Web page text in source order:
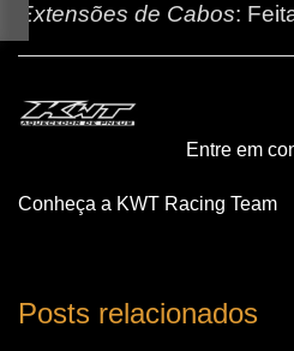
Extensões de Cabos:
Entre em
Conheça a KWT Racing Team
Posts relacionados